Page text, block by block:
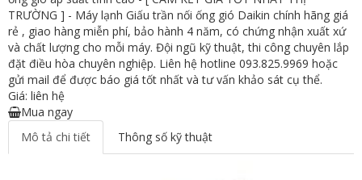
TRƯỜNG ] - Máy lạnh Giấu trần nối ống gió Daikin chính hãng giá
rẻ , giao hàng miễn phí, bảo hành 4 năm, có chứng nhận xuất xứ
và chất lượng cho mỗi máy. Đội ngũ kỹ thuật, thi công chuyên lắp
đặt điều hòa chuyên nghiệp. Liên hệ hotline 093.825.9969 hoặc
gửi mail để được báo giá tốt nhất và tư vấn khảo sát cụ thể.
Giá: liên hệ
Mua ngay
Mô tả chi tiết
Thông số kỹ thuật